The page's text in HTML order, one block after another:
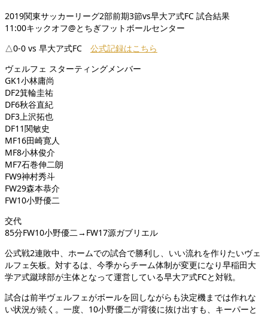
2019関東サッカーリーグ2部前期3節vs早大ア式FC 試合結果
11:00キックオフ@とちぎフットボールセンター
△0-0 vs 早大ア式FC 公式記録はこちら
ヴェルフェ スターティングメンバー
GK1小林庸尚
DF2箕輪圭祐
DF6秋谷直紀
DF3上沢拓也
DF11関敏史
MF16田崎寛人
MF8小林俊介
MF7石巻伸二朗
FW9神村秀斗
FW29森本恭介
FW10小野優二
交代
85分FW10小野優二→FW17源ガブリエル
公式戦2連敗中、ホームでの試合で勝利し、いい流れを作りたいヴェ
ルフェ矢板。対するは、今季からチーム体制が変更になり早稲田大
学ア式蹴球部が主体となって運営している早大ア式FCと対戦。
試合は前半ヴェルフェがボールを回しながらも決定機までは作れな
い状況が続く。一度、10小野優二が背後に抜け出すも、キーパーと